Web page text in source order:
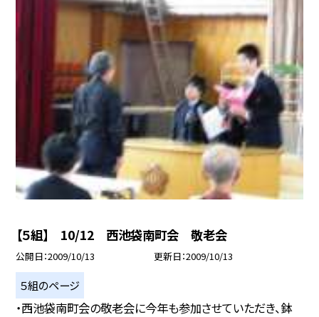
【５組】 10/12 西池袋南町会 敬老会
公開日 2009/10/13 更新日 2009/10/13
５組のページ
・西池袋南町会の敬老会に今年も参加させていただき、鉢